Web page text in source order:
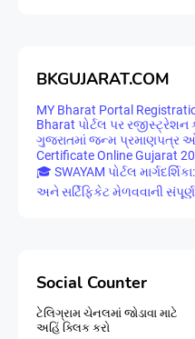
BKGUJARAT.COM
MY Bharat Portal
Bharat પોર્ટલ પર રજીસ્ટ્રેશન
ગુજરાતમાં જન્મ પ્રમાણપત્ર
Certificate Online Gujarat
🎓 SWAYAM પોર્ટલ
અને સર્ટિફિકેટ મેળવવાની સંપૂર્ણ
Social Counter
ટેલિગ્રામ ચેનલમાં જોડાવા માટે
અહિં ક્લિક કરો